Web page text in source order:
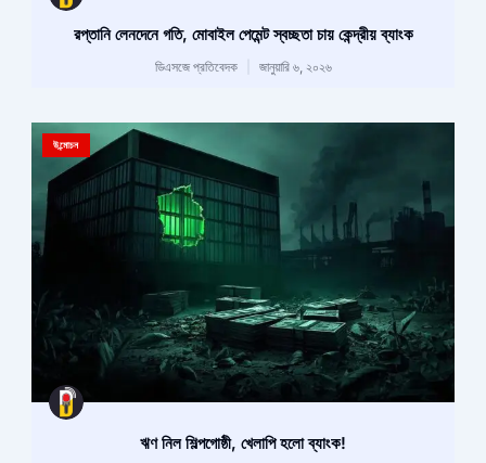
রপ্তানি লেনদেনে গতি, মোবাইল পেমেন্ট স্বচ্ছতা চায় কেন্দ্রীয় ব্যাংক
ডিএসজে প্রতিবেদক জানুয়ারি ৬, ২০২৬
উন্মোচন
ঋণ নিল শিল্পগোষ্ঠী, খেলাপি হলো ব্যাংক!